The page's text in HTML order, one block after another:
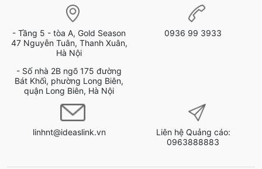
- Tầng 5 - tòa A, Gold Season
47 Nguyễn Tuân, Thanh Xuân,
Hà Nội
- Số nhà 2B ngõ 175 đường
Bát Khối, phường Long Biên,
quận Long Biên, Hà Nội
0936 99 3933
linhnt@ideaslink.vn
Liên hệ Quảng cáo:
0963888883